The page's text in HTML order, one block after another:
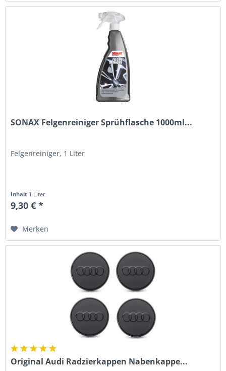
SONAX Felgenreiniger Sprühflasche 1000ml...
Felgenreiniger, 1 Liter
Inhalt 1 Liter
9,30 € *
Merken
Original Audi Radzierkappen Nabenkappe...